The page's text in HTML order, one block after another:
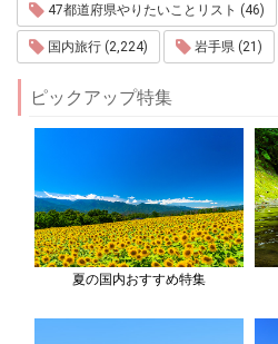
47都道府県やりたいことリスト (46)
国内旅行 (2,224) 岩手県 (21)
ピックアップ特集
夏の国内おすすめ特集